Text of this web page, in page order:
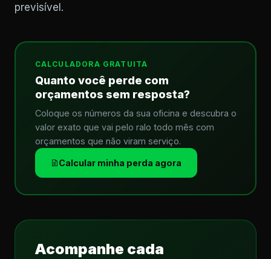
previsível.
CALCULADORA GRATUITA
Quanto você perde com
orçamentos sem resposta?
Coloque os números da sua oficina e descubra o
valor exato que vai pelo ralo todo mês com
orçamentos que não viram serviço.
Calcular minha perda agora
Acompanhe cada